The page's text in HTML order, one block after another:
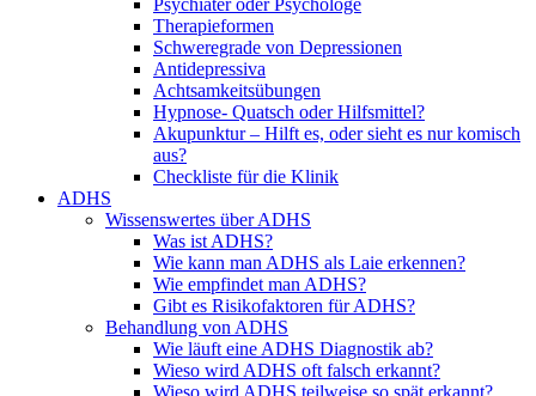
Psychiater oder Psychologe
Therapieformen
Schweregrade von Depressionen
Antidepressiva
Achtsamkeitsübungen
Hypnose- Quatsch oder Hilfsmittel?
Akupunktur – Hilft es, oder sieht es nur komisch
aus?
Checkliste für die Klinik
ADHS
Wissenswertes über ADHS
Was ist ADHS?
Wie kann man ADHS als Laie erkennen?
Wie empfindet man ADHS?
Gibt es Risikofaktoren für ADHS?
Behandlung von ADHS
Wie läuft eine ADHS Diagnostik ab?
Wieso wird ADHS oft falsch erkannt?